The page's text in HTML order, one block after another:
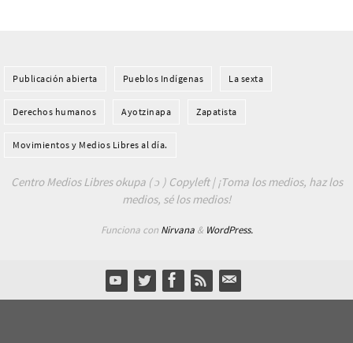
Publicación abierta Pueblos Indí­genas La sexta
Derechos humanos Ayotzinapa Zapatista
Movimientos y Medios Libres al día.
Centro Medios Libres okupa ( ɔ ) Copyleft | ¡Toma los medios, haz los
medios, sé los medios!
Funciona con Nirvana& WordPress.